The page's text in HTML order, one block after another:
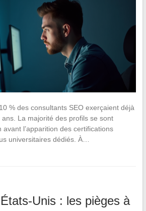
% des consultants SEO exerçaient déjà
La majorité des profils se sont
l’apparition des certifications
universitaires dédiés. À…
Unis : les pièges à